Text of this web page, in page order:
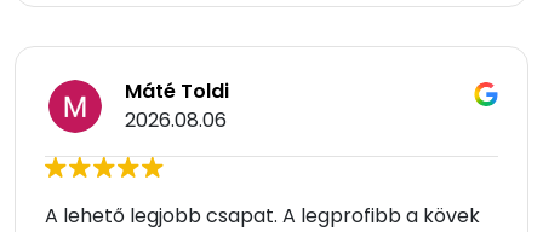
Máté Toldi
2026.08.06
A lehető legjobb csapat. A legprofibb a kövek